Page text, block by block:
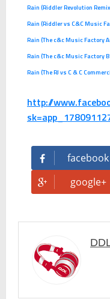
Rain (Riddler Revolution
Rain (Riddler vs C&C Music
Rain (The c&c Music Factory
Rain (The c&c Music Factory
Rain (The RJ vs C & C
http://
facebook
google+